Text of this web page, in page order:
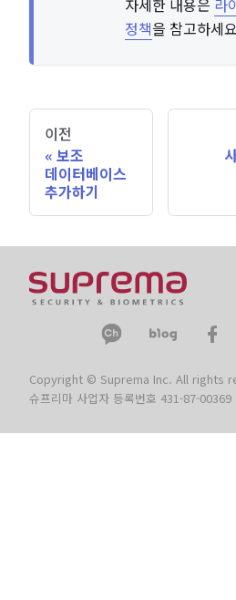
자세한 내용은 라
정책을 참고하세
이전
보조
데이터베이스
추가하기
Copyright © Suprema Inc. All rights
슈프리마 사업자 등록번호 431-87-00369